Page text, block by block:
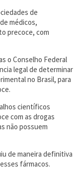
de
médicos,
precoce, com
o Conselho Federal
legal de determinar
no Brasil, para
científicos
com as drogas
não possuem
de maneira definitiva
fármacos.